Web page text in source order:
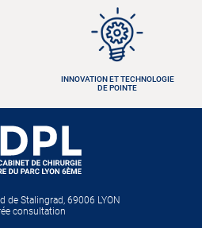
INNOVATION ET TECHNOLOGIE
DE POINTE
de Stalingrad, 69006 LYON
consultation